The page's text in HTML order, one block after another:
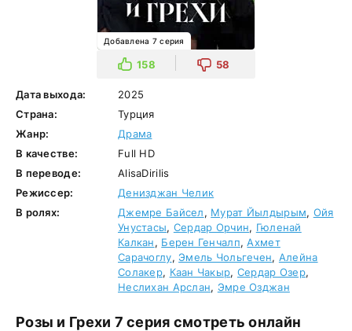
Добавлена 7 серия
158 58
Дата выхода:
2025
Страна:
Турция
Жанр:
Драма
В качестве:
Full HD
В переводе:
AlisaDirilis
Режиссер:
Денизджан Челик
В ролях:
Джемре Байсел, Мурат Йылдырым, Ойя
Унустасы, Сердар Орчин, Гюленай
Калкан, Берен Генчалп,Ахмет
Сарачоглу,Эмель Чольгечен, Алейна
Солакер, Каан Чакыр, Сердар Озер,
Неслихан Арслан, Эмре Озджан
Розы и Грехи 7 серия смотреть онлайн